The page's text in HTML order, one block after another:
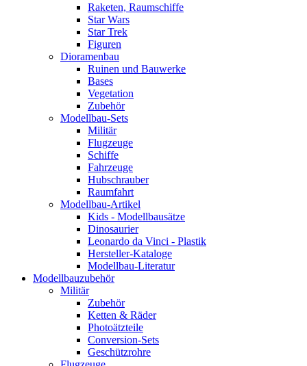
Raketen, Raumschiffe
Star Wars
Star Trek
Figuren
Dioramenbau
Ruinen und Bauwerke
Bases
Vegetation
Zubehör
Modellbau-Sets
Militär
Flugzeuge
Schiffe
Fahrzeuge
Hubschrauber
Raumfahrt
Modellbau-Artikel
Kids - Modellbausätze
Dinosaurier
Leonardo da Vinci - Plastik
Hersteller-Kataloge
Modellbau-Literatur
Modellbauzubehör
Militär
Zubehör
Ketten & Räder
Photoätzteile
Conversion-Sets
Geschützrohre